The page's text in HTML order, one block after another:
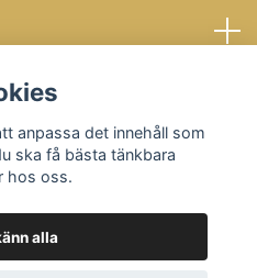
anpassa det innehåll som
ska få bästa tänkbara
hos oss.
alla